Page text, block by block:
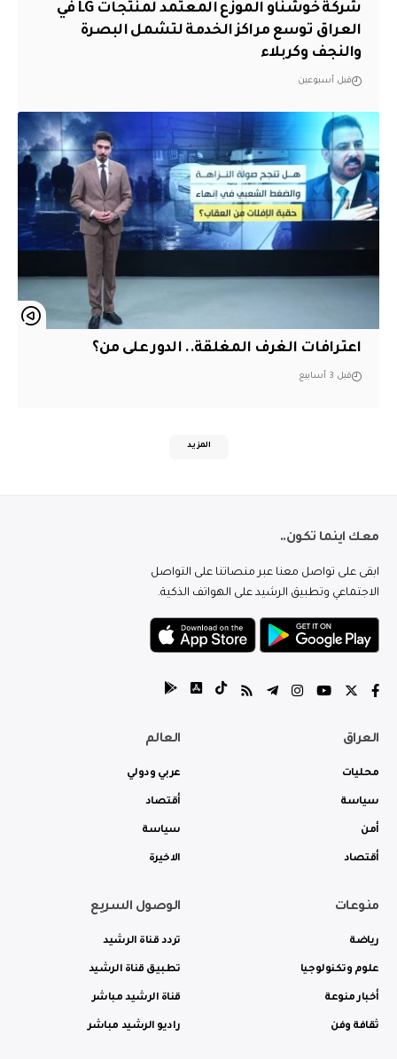
شركة خوشناو الموزع المعتمد لمنتجات LG في
العراق توسع مراكز الخدمة لتشمل البصرة
والنجف وكربلاء
قبل أسبوعين
اعترافات الغرف المغلقة.. الدور على من؟
قبل 3 أسابيع
المزيد
معك اينما تكون..
ابقى على تواصل معنا عبر منصاتنا على التواصل
الاجتماعي وتطبيق الرشيد على الهواتف الذكية.
العراق
محليات
سياسة
أمن
أقتصاد
العالم
عربي ودولي
أقتصاد
سياسة
الاخيرة
منوعات
رياضة
علوم وتكنولوجيا
أخبار منوعة
ثقافة وفن
الوصول السريع
تردد قناة الرشيد
تطبيق قناة الرشيد
قناة الرشيد مباشر
راديو الرشيد مباشر